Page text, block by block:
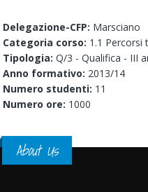
Delegazione-CFP: Marsciano
Categoria corso: 1.1 Percorsi
Tipologia: Q/3 - Qualifica - III
Anno formativo: 2013/14
Numero studenti: 11
Numero ore: 1000
About Us